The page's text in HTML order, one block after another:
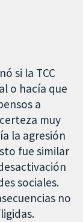
si la TCC
o hacía que
a
muy
la agresión
fue similar
sociales.
no